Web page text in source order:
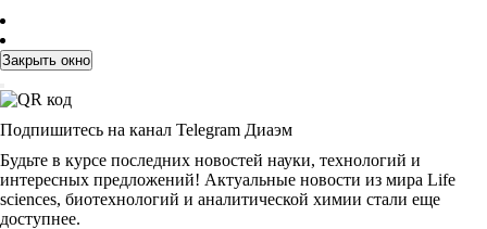
Закрыть окно
Подпишитесь на канал Telegram Диаэм
Будьте в курсе последних новостей науки, технологий и
интересных предложений! Актуальные новости из мира Life
sciences, биотехнологий и аналитической химии стали еще
доступнее.